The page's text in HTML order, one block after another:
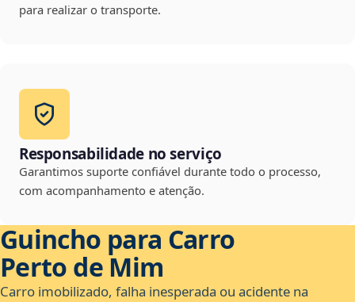
para realizar o transporte.
Responsabilidade no serviço
Garantimos suporte confiável durante todo o processo,
com acompanhamento e atenção.
Guincho para Carro
Perto de Mim
Carro imobilizado, falha inesperada ou acidente na